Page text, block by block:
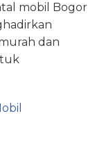
mobil Bogor
dan